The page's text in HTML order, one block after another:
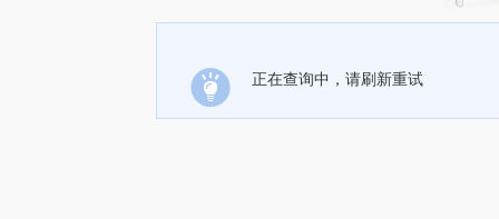
正在查询中，请刷新重试